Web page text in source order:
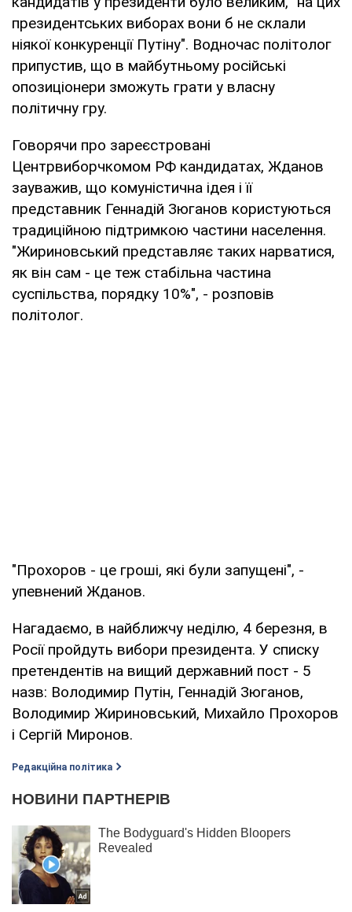
президентських виборах вони б не склали
ніякої конкуренції Путіну". Водночас політолог
припустив, що в майбутньому російські
опозиціонери зможуть грати у власну
політичну гру.
Говорячи про зареєстровані
Центрвиборчкомом РФ кандидатах, Жданов
зауважив, що комуністична ідея і її
представник Геннадій Зюганов користуються
традиційною підтримкою частини населення.
"Жириновський представляє таких нарватися,
як він сам - це теж стабільна частина
суспільства, порядку 10%", - розповів
політолог.
"Прохоров - це гроші, які були запущені", -
упевнений Жданов.
Нагадаємо, в найближчу неділю, 4 березня, в
Росії пройдуть вибори президента. У списку
претендентів на вищий державний пост - 5
назв: Володимир Путін, Геннадій Зюганов,
Володимир Жириновський, Михайло Прохоров
і Сергій Миронов.
Редакційна політика